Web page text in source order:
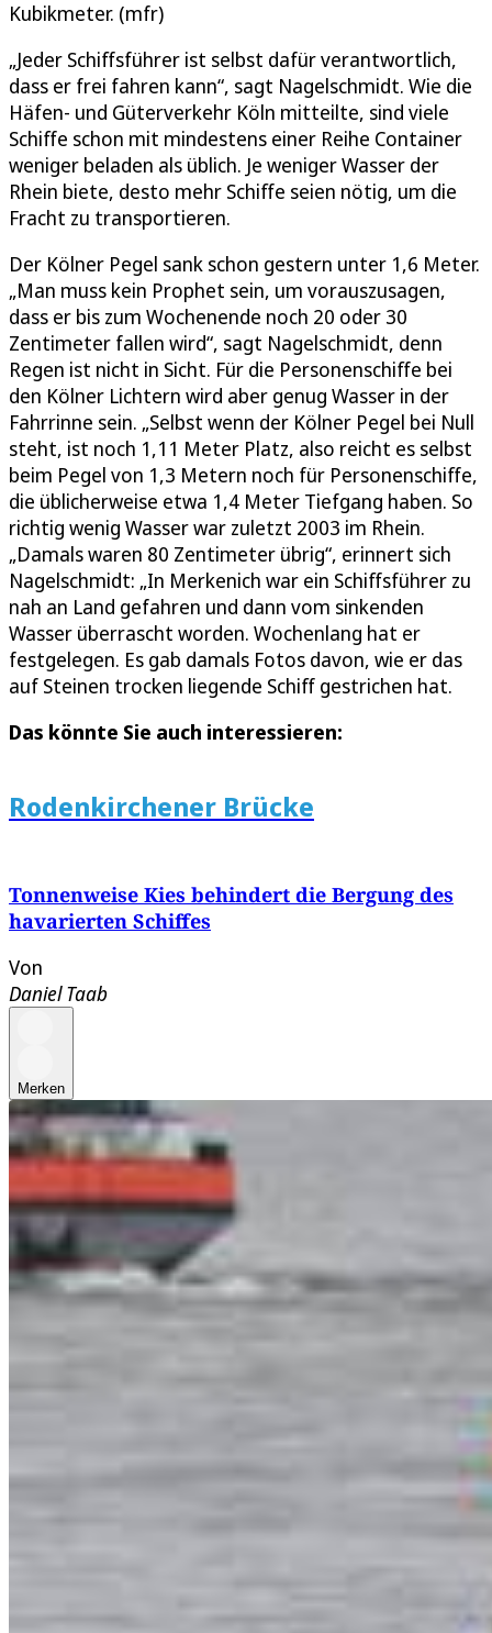
Kubikmeter. (mfr)
„Jeder Schiffsführer ist selbst dafür verantwortlich,
dass er frei fahren kann“, sagt Nagelschmidt. Wie die
Häfen- und Güterverkehr Köln mitteilte, sind viele
Schiffe schon mit mindestens einer Reihe Container
weniger beladen als üblich. Je weniger Wasser der
Rhein biete, desto mehr Schiffe seien nötig, um die
Fracht zu transportieren.
Der Kölner Pegel sank schon gestern unter 1,6 Meter.
„Man muss kein Prophet sein, um vorauszusagen,
dass er bis zum Wochenende noch 20 oder 30
Zentimeter fallen wird“, sagt Nagelschmidt, denn
Regen ist nicht in Sicht. Für die Personenschiffe bei
den Kölner Lichtern wird aber genug Wasser in der
Fahrrinne sein. „Selbst wenn der Kölner Pegel bei Null
steht, ist noch 1,11 Meter Platz, also reicht es selbst
beim Pegel von 1,3 Metern noch für Personenschiffe,
die üblicherweise etwa 1,4 Meter Tiefgang haben. So
richtig wenig Wasser war zuletzt 2003 im Rhein.
„Damals waren 80 Zentimeter übrig“, erinnert sich
Nagelschmidt: „In Merkenich war ein Schiffsführer zu
nah an Land gefahren und dann vom sinkenden
Wasser überrascht worden. Wochenlang hat er
festgelegen. Es gab damals Fotos davon, wie er das
auf Steinen trocken liegende Schiff gestrichen hat.
Das könnte Sie auch interessieren:
Rodenkirchener Brücke
Tonnenweise Kies behindert die Bergung des
havarierten Schiffes
Von
Daniel Taab
Merken